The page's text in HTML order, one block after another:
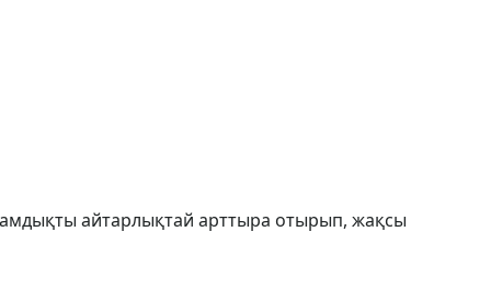
айтарлықтай арттыра отырып, жақсы